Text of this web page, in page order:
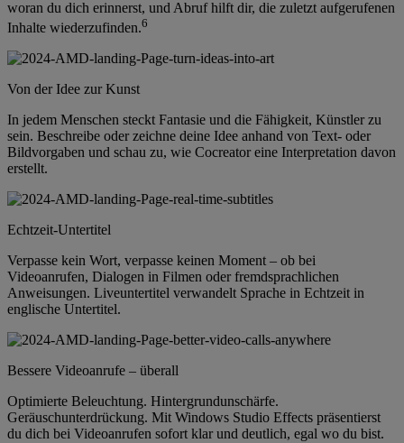
woran du dich erinnerst, und Abruf hilft dir, die zuletzt aufgerufenen
Inhalte wiederzufinden.6
Von der Idee zur Kunst
In jedem Menschen steckt Fantasie und die Fähigkeit, Künstler zu
sein. Beschreibe oder zeichne deine Idee anhand von Text- oder
Bildvorgaben und schau zu, wie Cocreator eine Interpretation davon
erstellt.
Echtzeit-Untertitel
Verpasse kein Wort, verpasse keinen Moment – ob bei
Videoanrufen, Dialogen in Filmen oder fremdsprachlichen
Anweisungen. Liveuntertitel verwandelt Sprache in Echtzeit in
englische Untertitel.
Bessere Videoanrufe – überall
Optimierte Beleuchtung. Hintergrundunschärfe.
Geräuschunterdrückung. Mit Windows Studio Effects präsentierst
du dich bei Videoanrufen sofort klar und deutlich, egal wo du bist.